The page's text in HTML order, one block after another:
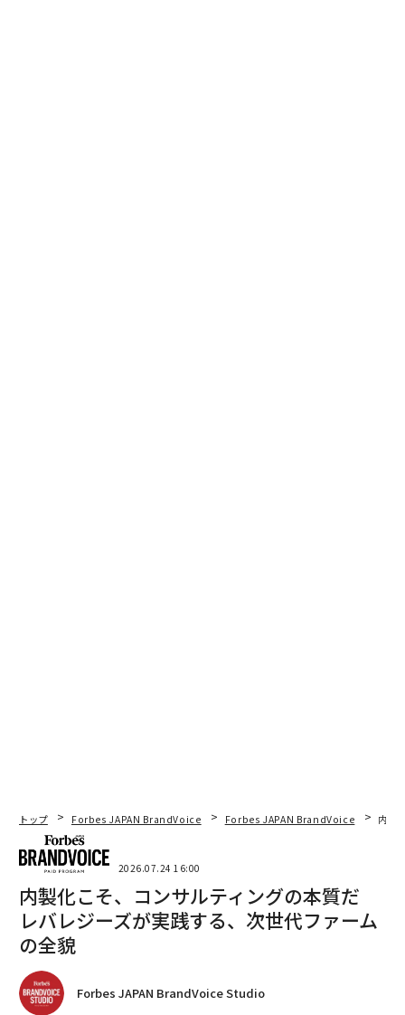
トップ Forbes JAPAN BrandVoice Forbes JAPAN BrandVoice 内製
2026.07.24 16:00
内製化こそ、コンサルティングの本質だ
レバレジーズが実践する、次世代ファーム
の全貌
Forbes JAPAN BrandVoice Studio